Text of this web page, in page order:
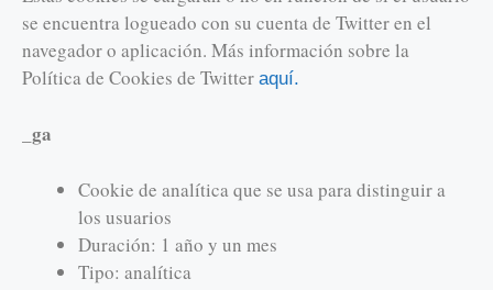
se encuentra logueado con su cuenta de Twitter en el
navegador o aplicación. Más información sobre la
Política de Cookies de Twitter aquí.
_ga
Cookie de analítica que se usa para distinguir a
los usuarios
Duración: 1 año y un mes
Tipo: analítica